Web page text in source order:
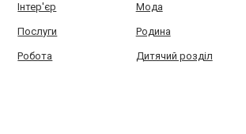
Інтер'єр Мода
Послуги Родина
Робота Дитячий розділ